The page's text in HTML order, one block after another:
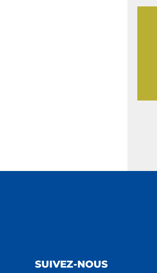
SUIVEZ-NOUS